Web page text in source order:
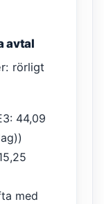
avtal
rörligt
44,09
med